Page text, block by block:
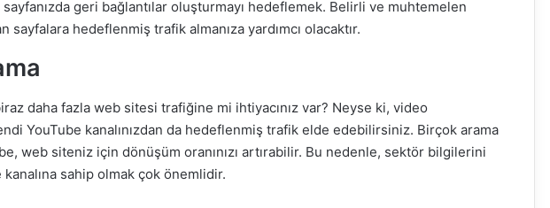
sayfanızda geri bağlantılar oluşturmayı hedeflemek. Belirli ve muhtemelen
sayfalara hedeflenmiş trafik almanıza yardımcı olacaktır.
daha fazla web sitesi trafiğine mi ihtiyacınız var? Neyse ki, video
YouTube kanalınızdan da hedeflenmiş trafik elde edebilirsiniz. Birçok arama
web siteniz için dönüşüm oranınızı artırabilir. Bu nedenle, sektör bilgilerini
kanalına sahip olmak çok önemlidir.